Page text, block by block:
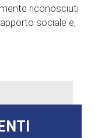
riconosciuti
sociale e,